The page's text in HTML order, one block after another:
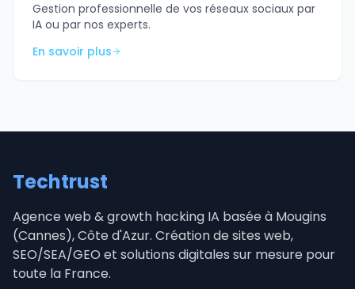
Gestion professionnelle de vos réseaux sociaux par
IA ou par nos experts.
En savoir plus
Techtrust
Agence web & growth hacking IA basée à Mougins
(Cannes), Côte d'Azur. Création de sites web,
SEO/SEA/GEO et solutions digitales sur mesure pour
toute la France.